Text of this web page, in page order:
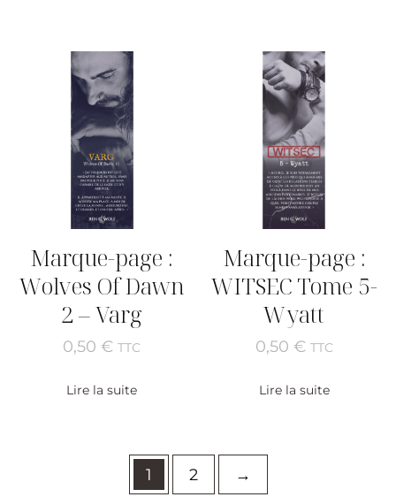
Marque-page :
Wolves Of Dawn
2 – Varg
0,50€ TTC
Lire la suite
Marque-page :
WITSEC Tome 5-
Wyatt
0,50 € TTC
Lire la suite
1 2 →